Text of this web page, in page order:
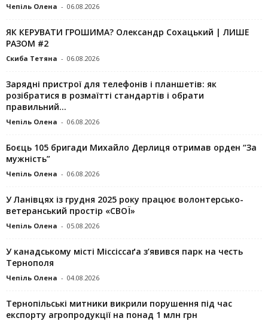
Чепіль Олена - 06.08.2026
ЯК КЕРУВАТИ ГРОШИМА? Олександр Сохацький | ЛИШЕ
РАЗОМ #2
Скиба Тетяна - 06.08.2026
Зарядні пристрої для телефонів і планшетів: як
розібратися в розмаїтті стандартів і обрати
правильний...
Чепіль Олена - 06.08.2026
Боєць 105 бригади Михайло Дерлиця отримав орден “За
мужність”
Чепіль Олена - 06.08.2026
У Ланівцях із грудня 2025 року працює волонтерсько-
ветеранський простір «СВОЇ»
Чепіль Олена - 05.08.2026
У канадському місті Міссіссаґа з’явився парк на честь
Тернополя
Чепіль Олена - 04.08.2026
Тернопільські митники викрили порушення під час
експорту агропродукції на понад 1 млн грн